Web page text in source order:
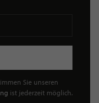
Sie unseren
ist jederzeit möglich.